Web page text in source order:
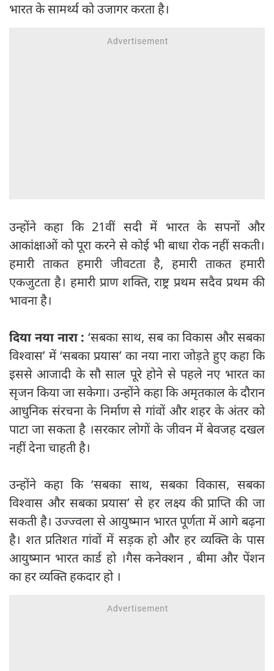
भारत के सामर्थ्य को उजागर करता है।
उन्होंने कहा कि 21वीं सदी में भारत के सपनों और
आकांक्षाओं को पूरा करने से कोई भी बाधा रोक नहीं सकती।
हमारी ताकत हमारी जीवटता है, हमारी ताकत हमारी
एकजुटता है। हमारी प्राण शक्ति, राष्ट्र प्रथम सदैव प्रथम की
भावना है।
दिया नया नारा : ‘सबका साथ, सब का विकास और सबका
विश्वास’ में ‘सबका प्रयास’ का नया नारा जोड़ते हुए कहा कि
इससे आजादी के सौ साल पूरे होने से पहले नए भारत का
सृजन किया जा सकेगा। उन्होंने कहा कि अमृतकाल के दौरान
आधुनिक संरचना के निर्माण से गांवों और शहर के अंतर को
पाटा जा सकता है ।सरकार लोगों के जीवन में बेवजह दखल
नहीं देना चाहती है।
उन्होंने कहा कि ‘सबका साथ, सबका विकास, सबका
विश्वास और सबका प्रयास’ से हर लक्ष्य की प्राप्ति की जा
सकती है। उज्ज्वला से आयुष्मान भारत पूर्णता में आगे बढ़ना
है। शत प्रतिशत गांवों में सड़क हो और हर व्यक्ति के पास
आयुष्मान भारत कार्ड हो ।गैस कनेक्शन , बीमा और पेंशन
का हर व्यक्ति हकदार हो ।